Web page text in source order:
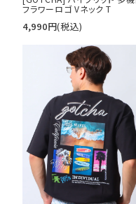
フラワーロゴ Vネック T
4,990円(税込)